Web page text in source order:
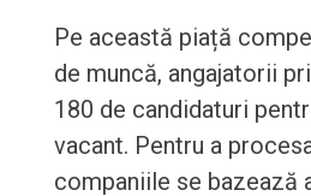
Pe această piață
de muncă, angajatorii
180 de candidaturi
vacant. Pentru a
companiile se bazează